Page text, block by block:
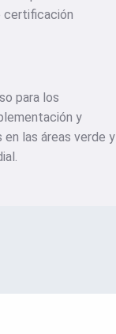
certificación
para los
y
las áreas verde y